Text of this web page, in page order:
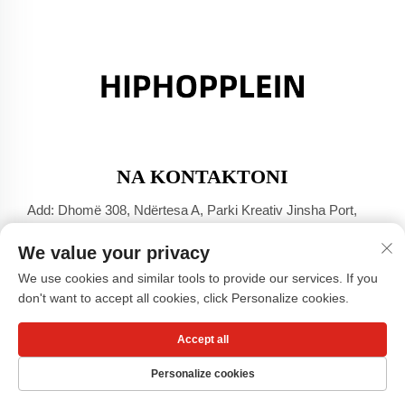
NA KONTAKTONI
Add: Dhomë 308, Ndërtesa A, Parki Kreativ Jinsha Port,
Tel: +86-17304049586
E-mail:[email protected]
Të drejtat e rezervuara © Guangzhou Xiaohongshu Clothing
Co., LTD -Politika e privatësisë
We value your privacy
We use cookies and similar tools to provide our services. If you
don't want to accept all cookies, click Personalize cookies.
Personalize cookies
Accept all